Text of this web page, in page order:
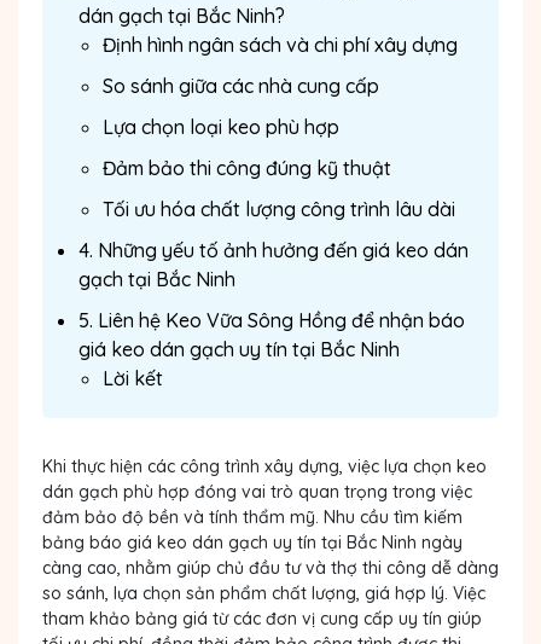
dán gạch tại Bắc Ninh?
Định hình ngân sách và chi phí xây dựng
So sánh giữa các nhà cung cấp
Lựa chọn loại keo phù hợp
Đảm bảo thi công đúng kỹ thuật
Tối ưu hóa chất lượng công trình lâu dài
4. Những yếu tố ảnh hưởng đến giá keo dán
gạch tại Bắc Ninh
5. Liên hệ Keo Vữa Sông Hồng để nhận báo
giá keo dán gạch uy tín tại Bắc Ninh
Lời kết
Khi thực hiện các công trình xây dựng, việc lựa chọn keo
dán gạch phù hợp đóng vai trò quan trọng trong việc
đảm bảo độ bền và tính thẩm mỹ. Nhu cầu tìm kiếm
bảng báo giá keo dán gạch uy tín tại Bắc Ninh ngày
càng cao, nhằm giúp chủ đầu tư và thợ thi công dễ dàng
so sánh, lựa chọn sản phẩm chất lượng, giá hợp lý. Việc
tham khảo bảng giá từ các đơn vị cung cấp uy tín giúp